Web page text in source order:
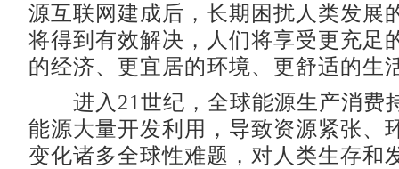
源互联网建成后，长期困扰人类发展
将得到有效解决，人们将享受更充足
的经济、更宜居的环境、更舒适的生
进入21世纪，全球能源生产消费
能源大量开发利用，导致资源紧张、
变化诸多全球性难题，对人类生存和